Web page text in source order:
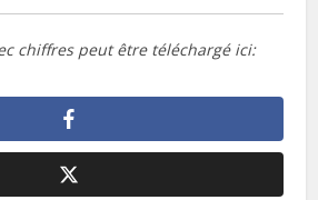
chiffres peut être téléchargé ici: